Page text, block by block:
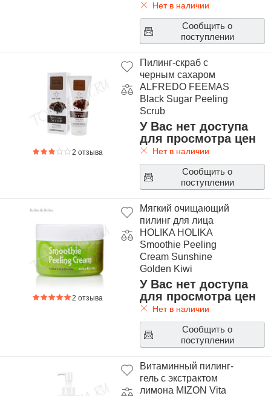
Нет в наличии
Сообщить о
поступлении
2 отзыва
Пилинг-скраб с
черным сахаром
ALFREDO FEEMAS
Black Sugar Peeling
Scrub
У Вас нет доступа
для просмотра цен
Нет в наличии
Сообщить о
поступлении
2 отзыва
Мягкий очищающий
пилинг для лица
HOLIKA HOLIKA
Smoothie Peeling
Cream Sunshine
Golden Kiwi
У Вас нет доступа
для просмотра цен
Нет в наличии
Сообщить о
поступлении
Витаминный пилинг-
гель с экстрактом
лимона MIZON Vita